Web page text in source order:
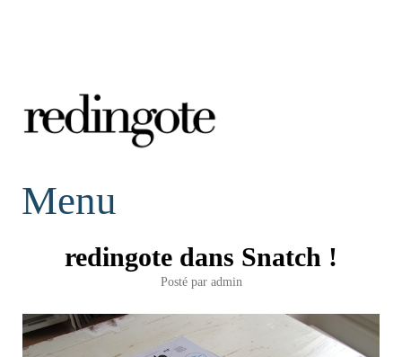
redingote.
Menu
redingote dans Snatch !
Posté par admin